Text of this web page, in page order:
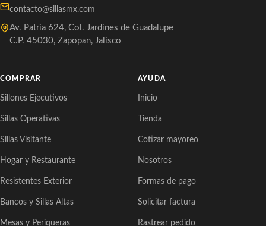
contacto@sillasmx.com
Av. Patria 624, Col. Jardines de Guadalupe
C.P. 45030, Zapopan, Jalisco
COMPRAR
Sillones Ejecutivos
Sillas Operativas
Sillas Visitante
Hogar y Restaurante
Resistentes Exterior
Bancos y Sillas Altas
Mesas y Periqueras
AYUDA
Inicio
Tienda
Cotizar mayoreo
Nosotros
Formas de pago
Solicitar factura
Rastrear pedido